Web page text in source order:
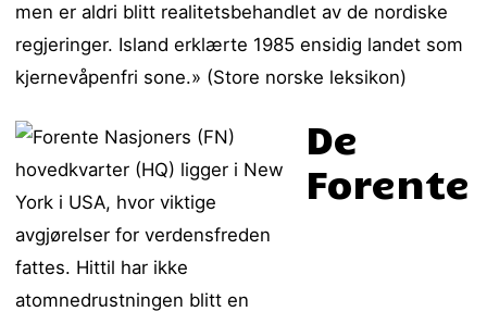
men er aldri blitt realitetsbehandlet av de nordiske
regjeringer. Island erklærte 1985 ensidig landet som
kjernevåpenfri sone.» (Store norske leksikon)
De
Forente